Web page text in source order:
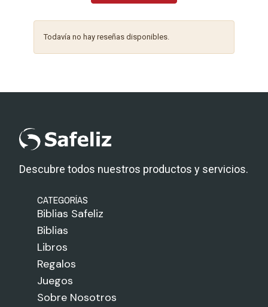
Todavía no hay reseñas disponibles.
Descubre todos nuestros productos y servicios.
CATEGORÍAS
Biblias Safeliz
Biblias
Libros
Regalos
Juegos
Sobre Nosotros